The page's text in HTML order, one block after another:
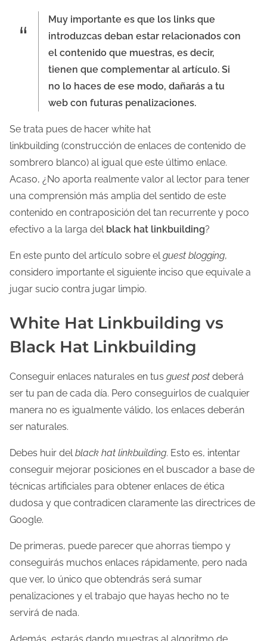
Muy importante es que los links que
introduzcas deban estar relacionados con
el contenido que muestras, es decir,
tienen que complementar al artículo. Si
no lo haces de ese modo, dañarás a tu
web con futuras penalizaciones.
Se trata pues de hacer white hat
linkbuilding (construcción de enlaces de contenido de
sombrero blanco) al igual que este último enlace.
Acaso, ¿No aporta realmente valor al lector para tener
una comprensión más amplia del sentido de este
contenido en contraposición del tan recurrente y poco
efectivo a la larga del black hat linkbuilding?
En este punto del artículo sobre elguest blogging,
considero importante el siguiente inciso que equivale a
jugar sucio contra jugar limpio.
White Hat Linkbuilding vs
Black Hat Linkbuilding
Conseguir enlaces naturales en tus guest post deberá
ser tu pan de cada día. Pero conseguirlos de cualquier
manera no es igualmente válido, los enlaces deberán
ser naturales.
Debes huir del black hat linkbuilding. Esto es, intentar
conseguir mejorar posiciones en el buscador a base de
técnicas artificiales para obtener enlaces de ética
dudosa y que contradicen claramente las directrices de
Google.
De primeras, puede parecer que ahorras tiempo y
conseguirás muchos enlaces rápidamente, pero nada
que ver, lo único que obtendrás será sumar
penalizaciones y el trabajo que hayas hecho no te
servirá de nada.
Además, estarás dando muestras al algoritmo de